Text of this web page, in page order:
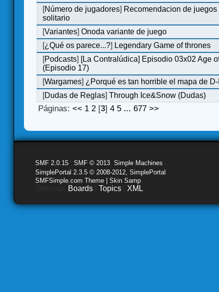
[Número de jugadores] Recomendacion de
solitario
[Variantes]Onoda variante de juego
[¿Qué os parece...?] Legendary Game of thrones
[Podcasts] [La Contralúdica] Episodio 03x02 Age
(Episodio 17)
[Wargames] ¿Porqué es tan horrible el mapa de
[Dudas de Reglas]Through Ice&Snow (Dudas)
Páginas:<< 1 2 [3]4 5 ...677 >>
SMF 2.0.15 SMF © 2013 Simple Machines
SimplePortal 2.3.5 © 2008-2012, SimplePortal
SMFSimple.com Theme | Skin Samp
Boards Topics XML